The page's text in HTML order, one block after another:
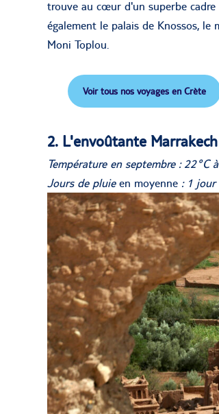
trouve au cœur d'un superbe cadre
également le palais de Knossos, le
Moni Toplou.
Voir tous nos voyages en Crète
2. L'envoûtante Marrakech
Température en septembre : 22°C
Jours de pluieen moyenne : 1 jour